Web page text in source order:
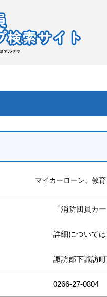
マイカーローン、教
「消防団員カ
詳細について
諏訪郡下諏訪
0266-27-0804